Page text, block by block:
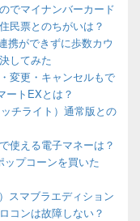
でマイナンバーカード
民票とのちがいは？
携ができずに歩数カウ
してみた
変更・キャンセルもで
ートEXとは？
チライト）通常版との
使える電子マネーは？
ップコーンを買いた
スマブラエディション
コンは故障しない？